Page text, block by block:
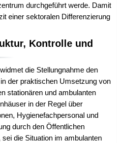
durchgeführt werde. Damit
einer sektoralen Differenzierung
Kontrolle und
die Stellungnahme den
der praktischen Umsetzung von
stationären und ambulanten
in der Regel über
Hygienefachpersonal und
durch den Öffentlichen
die Situation im ambulanten